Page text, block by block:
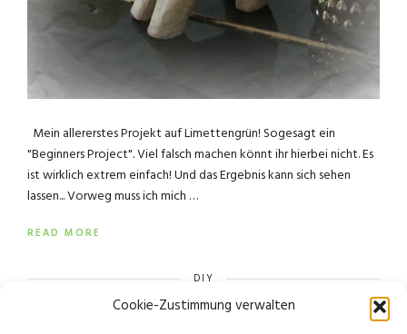
Cookie-Zustimmung verwalten
Mein allererstes Projekt auf Limettengrün! Sogesagt ein
"Beginners Project". Viel falsch machen könnt ihr hierbei nicht. Es
ist wirklich extrem einfach! Und das Ergebnis kann sich sehen
lassen... Vorweg muss ich mich …
READ MORE
DIY